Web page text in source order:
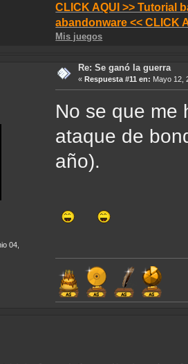
CLICK AQUI >> Tutorial
abandonware << CLICK
Mis juegos
04,
Re: Se ganó la guerra
« Respuesta #11 en: Mayo 12,
No se que me
ataque de
año).